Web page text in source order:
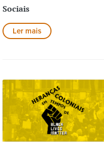
Sociais
Ler mais